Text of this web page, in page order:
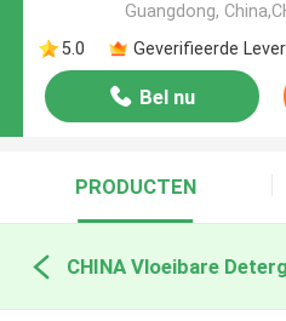
Guangdong,
5.0
Geverifieerde
Bel nu
PRODUCTEN
CHINA Vloeibare